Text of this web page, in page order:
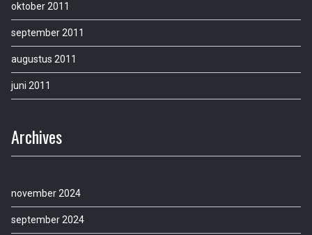
oktober 2011
september 2011
augustus 2011
juni 2011
Archives
november 2024
september 2024